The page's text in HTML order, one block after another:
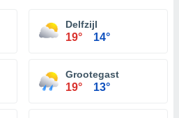
Delfzijl
19° 14°
Grootegast
19° 13°